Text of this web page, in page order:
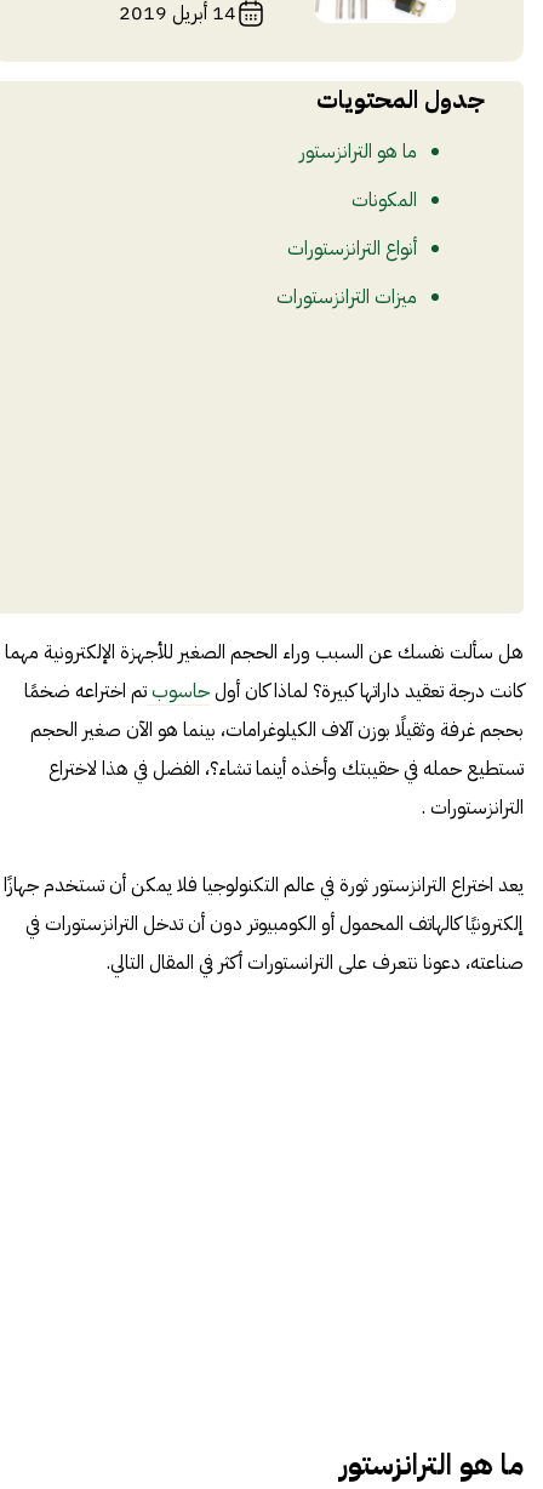
14 أبريل 2019
جدول المحتويات
ما هو الترانزستور
المكونات
أنواع الترانزستورات
ميزات الترانزستورات
هل سألت نفسك عن السبب وراء الحجم الصغير للأجهزة الإلكترونية مهما
كانت درجة تعقيد داراتها كبيرة؟ لماذا كان أولحاسوبتم اختراعه ضخمًا
بحجم غرفة وثقيلًا بوزن آلاف الكيلوغرامات، بينما هو الآن صغير الحجم
تستطيع حمله في حقيبتك وأخذه أينما تشاء؟، الفضل في هذا لاختراع
الترانزستورات .
يعد اختراع الترانزستور ثورة في عالم التكنولوجيا فلا يمكن أن تستخدم جهازًا
إلكترونيًا كالهاتف المحمول أو الكومبيوتر دون أن تدخل الترانزستورات في
صناعته، دعونا نتعرف على الترانستورات أكثر في المقال التالي.
ما هو الترانزستور